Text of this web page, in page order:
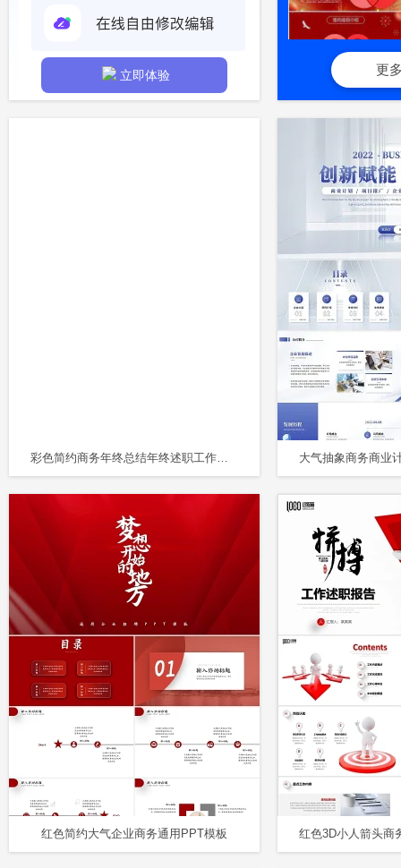
立即体验 更
彩色简约商务年终总结年终述职工作总结计划PPT模板
红色简约大气企业商务通用PPT模板